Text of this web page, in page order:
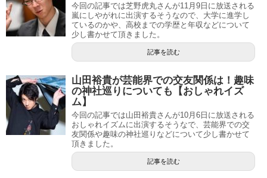
今回の記事では芝野虎丸さんが11月9日に放送される
嵐にしやがれに出演するそうなので、大学に進学し
ているのかや、高校までの学歴と年収などについて
少し書かせて頂きました。
記事を読む
山田裕貴が芸能界での交友関係は！趣味
の神社巡りについても【おしゃれイズ
ム】
今回の記事では山田裕貴さんが10月6日に放送される
おしゃれイズムに出演するそうなで、芸能界での交
友関係や趣味の神社巡りなどについて少し書かせて
頂きました。
記事を読む